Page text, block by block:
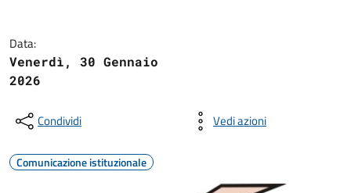
Data:
Venerdì, 30 Gennaio
2026
Condividi Vedi azioni
Comunicazione istituzionale